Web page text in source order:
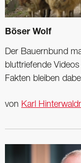
Böser Wolf
Der Bauernbund
bluttriefende
Fakten bleiben
von Karl